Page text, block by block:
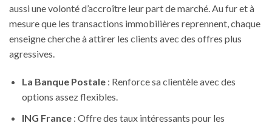
aussi une volonté d’accroître leur part de marché. Au fur et à
mesure que les transactions immobilières reprennent, chaque
enseigne cherche à attirer les clients avec des offres plus
agressives.
La Banque Postale: Renforce sa clientèle avec des
options assez flexibles.
ING France: Offre des taux intéressants pour les